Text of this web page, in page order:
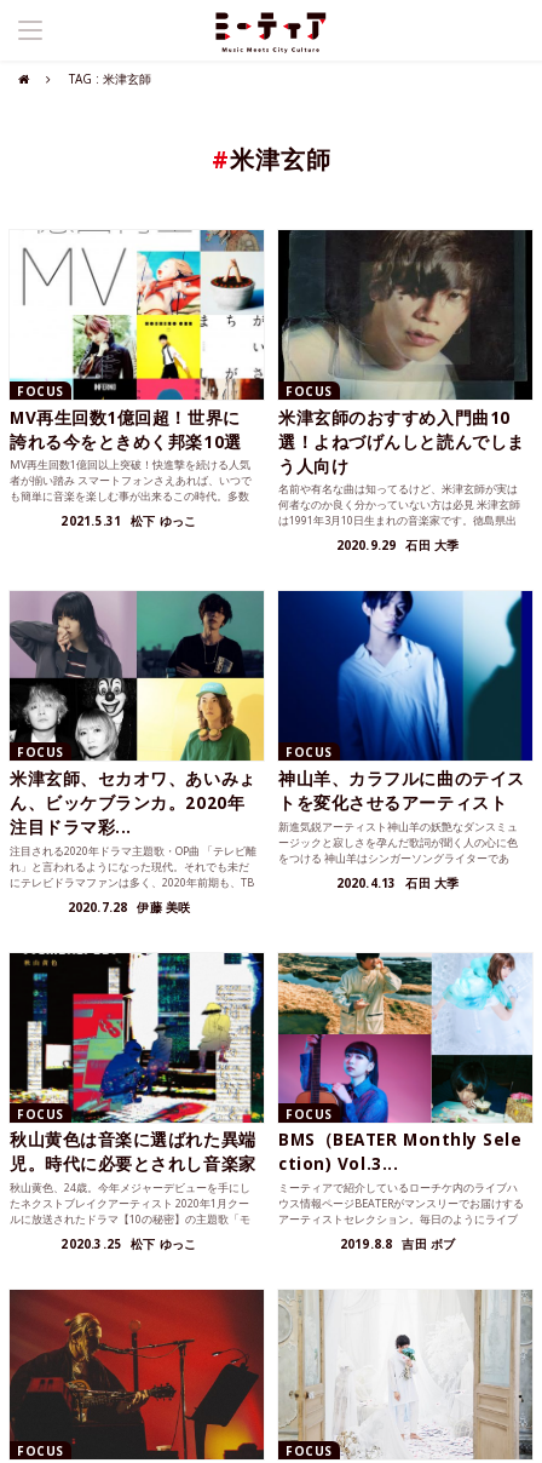
TAG : 米津玄師
#米津玄師
FOCUS
MV再生回数1億回超！世界に
誇れる今をときめく邦楽10選
MV再生回数1億回以上突破！快進撃を続ける人気
者が揃い踏み スマートフォンさえあれば、いつで
も簡単に音楽を楽しむ事が出来るこの時代。多数
2021.5.31 松下 ゆっこ
FOCUS
米津玄師のおすすめ入門曲10
選！よねづげんしと読んでしま
う人向け
名前や有名な曲は知ってるけど、米津玄師が実は
何者なのか良く分かっていない方は必見 米津玄師
は1991年3月10日生まれの音楽家です。徳島県出
2020.9.29 石田 大季
FOCUS
米津玄師、セカオワ、あいみょ
ん、ビッケブランカ。2020年
注目ドラマ彩...
注目される2020年ドラマ主題歌・OP曲 「テレビ離
れ」と言われるようになった現代。それでも未だ
にテレビドラマファンは多く、2020年前期も、TB
2020.7.28 伊藤 美咲
FOCUS
神山羊、カラフルに曲のテイス
トを変化させるアーティスト
新進気鋭アーティスト神山羊の妖艶なダンスミュ
ージックと寂しさを孕んだ歌詞が聞く人の心に色
をつける 神山羊はシンガーソングライターであ
2020.4.13 石田 大季
FOCUS
秋山黄色は音楽に選ばれた異端
児。時代に必要とされし音楽家
秋山黄色、24歳。今年メジャーデビューを手にし
たネクストブレイクアーティスト 2020年1月クー
ルに放送されたドラマ【10の秘密】の主題歌「モ
2020.3.25 松下 ゆっこ
FOCUS
BMS（BEATER Monthly Sele
ction) Vol.3...
ミーティアで紹介しているローチケ内のライブハ
ウス情報ページBEATERがマンスリーでお届けする
アーティストセレクション。毎日のようにライブ
2019.8.8 吉田 ボブ
FOCUS FOCUS